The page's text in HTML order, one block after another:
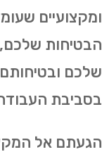
ומקצועיים
הבטיחות
שלכם
בסביבת
הגעתם אל